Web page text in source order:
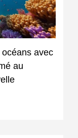
avec
au